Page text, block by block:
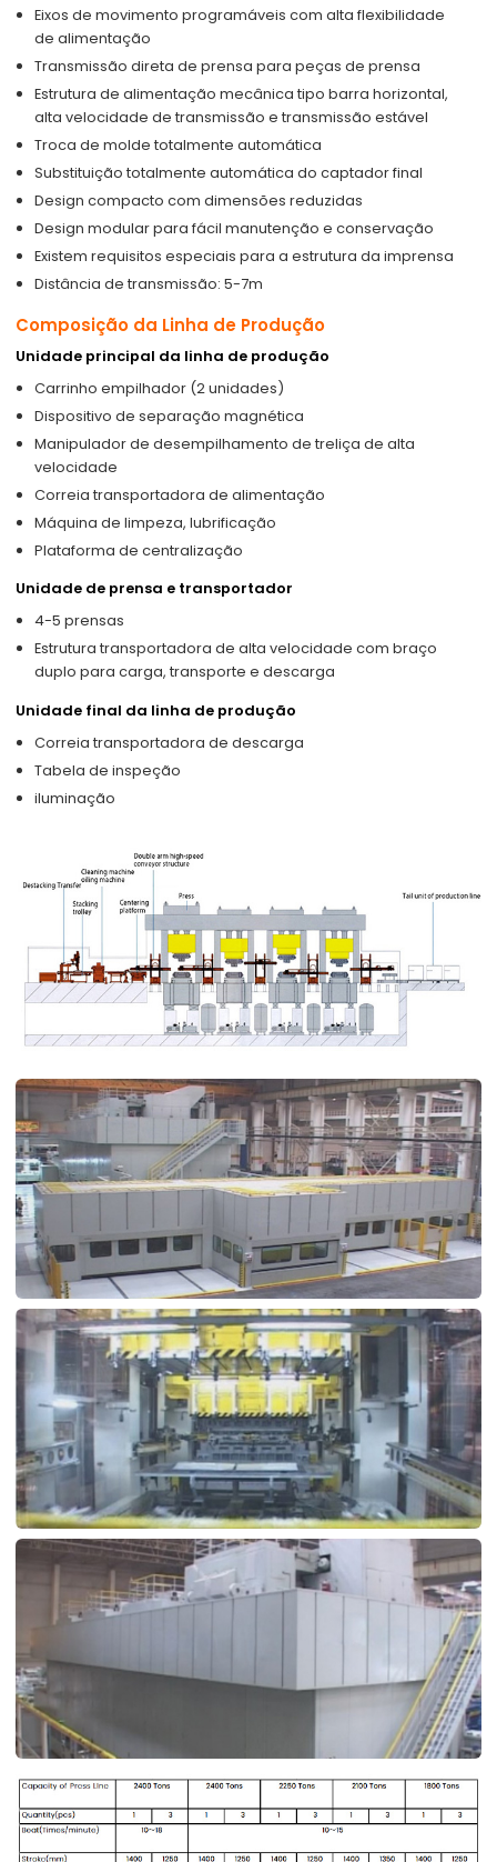
Eixos de movimento programáveis com alta flexibilidade
de alimentação
Transmissão direta de prensa para peças de prensa
Estrutura de alimentação mecânica tipo barra horizontal,
alta velocidade de transmissão e transmissão estável
Troca de molde totalmente automática
Substituição totalmente automática do captador final
Design compacto com dimensões reduzidas
Design modular para fácil manutenção e conservação
Existem requisitos especiais para a estrutura da imprensa
Distância de transmissão: 5-7m
Composição da Linha de Produção
Unidade principal da linha de produção
Carrinho empilhador (2 unidades)
Dispositivo de separação magnética
Manipulador de desempilhamento de treliça de alta
velocidade
Correia transportadora de alimentação
Máquina de limpeza, lubrificação
Plataforma de centralização
Unidade de prensa e transportador
4-5 prensas
Estrutura transportadora de alta velocidade com braço
duplo para carga, transporte e descarga
Unidade final da linha de produção
Correia transportadora de descarga
Tabela de inspeção
iluminação